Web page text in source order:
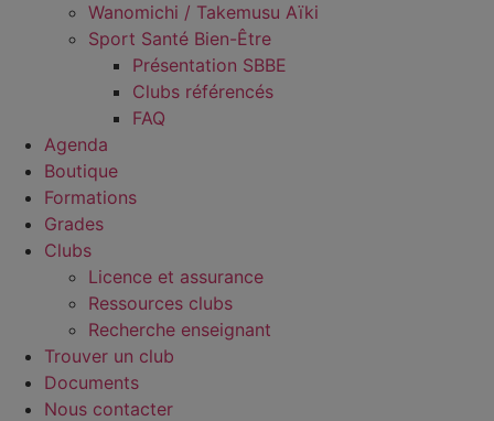
Wanomichi / Takemusu Aïki
Sport Santé Bien-Être
Présentation SBBE
Clubs référencés
FAQ
Agenda
Boutique
Formations
Grades
Clubs
Licence et assurance
Ressources clubs
Recherche enseignant
Trouver un club
Documents
Nous contacter